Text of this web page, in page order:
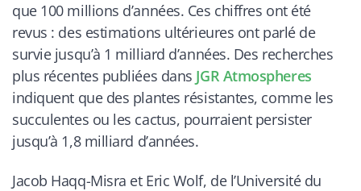
que 100 millions d’années. Ces chiffres ont été
revus : des estimations ultérieures ont parlé de
survie jusqu’à 1 milliard d’années. Des recherches
plus récentes publiées dans JGR Atmospheres
indiquent que des plantes résistantes, comme les
succulentes ou les cactus, pourraient persister
jusqu’à 1,8 milliard d’années.
Jacob Haqq-Misra et Eric Wolf, de l’Université du